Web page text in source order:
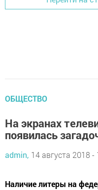
ОБЩЕСТВО
На экранах
появилась
admin, 14 августа 2018 -
Наличие литеры на